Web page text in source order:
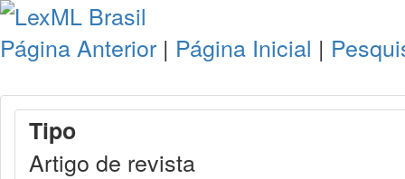
Página Anterior | Página Inicial |
Tipo
Artigo de revista